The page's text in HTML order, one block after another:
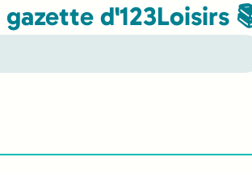
gazette d'123Loisirs